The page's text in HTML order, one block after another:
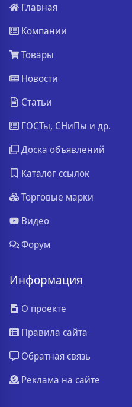
Главная
Компании
Товары
Новости
Статьи
ГОСТы, СНиПы и др.
Доска объявлений
Каталог ссылок
Торговые марки
Видео
Форум
Информация
О проекте
Правила сайта
Обратная связь
Реклама на сайте